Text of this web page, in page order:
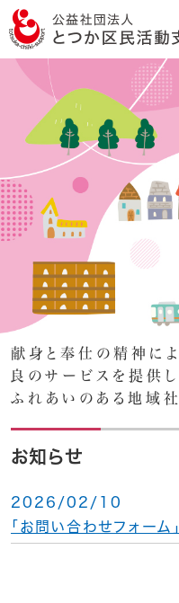
献身と奉仕の精神に
良のサービスを提供
ふれあいのある地域
お知らせ
2026/02/10
「お問い合わせフォーム